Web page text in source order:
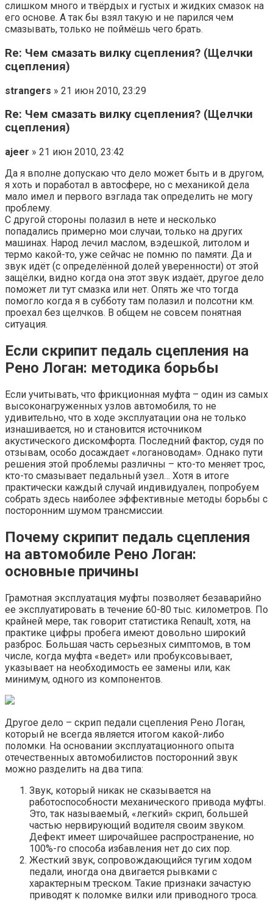
слишком много и твёрдых и густых и жидких смазок на
его основе. А так бы взял такую и не парился чем
смазывать, только не поймёшь чего брать.
Re: Чем смазать вилку сцепления? (Щелчки
сцепления)
strangers » 21 июн 2010, 23:29
Re: Чем смазать вилку сцепления? (Щелчки
сцепления)
ajeer » 21 июн 2010, 23:42
Да я вполне допускаю что дело может быть и в другом,
я хоть и поработал в автосфере, но с механикой дела
мало имел и первого взглада так определить не могу
проблему.
С другой стороны полазил в нете и несколько
попадались примерно мои случаи, только на других
машинах. Народ лечил маслом, вэдешкой, литолом и
термо какой-то, уже сейчас не помню по памяти. Да и
звук идёт (с определённой долей уверенности) от этой
защёлки, видно когда она этот звук издаёт, другое дело
поможет ли тут смазка или нет. Опять же что тогда
помогло когда я в субботу там полазил и полсотни км.
проехал без щелчков. В общем не совсем понятная
ситуация.
Если скрипит педаль сцепления на
Рено Логан: методика борьбы
Если учитывать, что фрикционная муфта – один из самых
высоконагруженных узлов автомобиля, то не
удивительно, что в ходе эксплуатации она не только
изнашивается, но и становится источником
акустического дискомфорта. Последний фактор, судя по
отзывам, особо досаждает «логановодам». Однако пути
решения этой проблемы различны – кто-то меняет трос,
кто-то смазывает педальный узел… Хотя в итоге
практически каждый случай индивидуален, попробуем
собрать здесь наиболее эффективные методы борьбы с
посторонним шумом трансмиссии.
Почему скрипит педаль сцепления
на автомобиле Рено Логан:
основные причины
Грамотная эксплуатация муфты позволяет безаварийно
ее эксплуатировать в течение 60-80 тыс. километров. По
крайней мере, так говорит статистика Renault, хотя, на
практике цифры пробега имеют довольно широкий
разброс. Большая часть серьезных симптомов, в том
числе, когда муфта «ведет» или пробуксовывает,
указывает на необходимость ее замены или, как
минимум, одного из компонентов.
Другое дело – скрип педали сцепления Рено Логан,
который не всегда является итогом какой-либо
поломки. На основании эксплуатационного опыта
отечественных автомобилистов посторонний звук
можно разделить на два типа:
Звук, который никак не сказывается на
работоспособности механического привода муфты.
Это, так называемый, «легкий» скрип, большей
частью нервирующий водителя своим звуком.
Дефект имеет широчайшее распространение, но
100%-го способа избавления нет до сих пор.
Жесткий звук, сопровождающийся тугим ходом
педали, иногда она двигается рывками с
характерным треском. Такие признаки зачастую
приводят к поломке вилки или приводного троса.